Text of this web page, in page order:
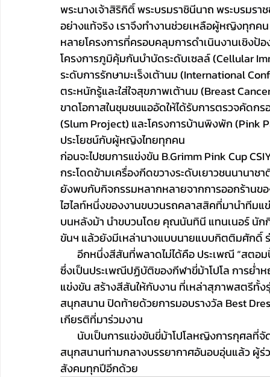
พระนางเจ้าสิริกิติ์ พระบรมราชินีนาถ พระบรม
อย่างแท้จริง เราจึงทำงานช่วยเหลือผู้หญิงทุกค
หลายโครงการที่ครอบคลุมการดำเนินงานเชิง
โครงการภูมิคุ้มกันบำบัดระดับเซลล์ (Cellular
ระดับการรักษามะเร็งเต้านม (International
ตระหนักรู้และใส่ใจสุขภาพเต้านม (Breast
ขาดโอกาสในชุมชนแออัดให้ได้รับการตรวจคัดก
(Slum Project) และโครงการบ้านพิงพัก (Pink
ประโยชน์กับผู้หญิงไทยทุกคน
ก่อนจะไปชมการแข่งขัน B.Grimm Pink Cup
กระโดดข้ามเครื่องกีดขวางระดับเยาวชนนานาช
ยังพบกับกิจกรรมหลากหลายจากการออกร้านข
ไฮไลท์หนึ่งของงานขบวนรถคลาสสิคที่มานำทีม
บนหลังม้า นำขบวนโดย คุณนันทินี แทนเนอร์ นัก
ขันฯ แล้วยังมีเหล่านางแบบนายแบบกิตติมศักดิ์
อีกหนึ่งสีสันที่พลาดไม่ได้คือ ประเพณี “สตอม
ซึ่งเป็นประเพณีปฏิบัติของกีฬาขี่ม้าโปโล การย่ำ
แข่งขัน สร้างสีสันให้กับงาน ที่เหล่าสุภาพสตรีทั้
สนุกสนาน ปิดท้ายด้วยการมอบรางวัล Best
เกียรติที่มาร่วมงาน
นับเป็นการแข่งขันขี่ม้าโปโลหญิงการกุศลที่จั
สนุกสนานท่ามกลางบรรยากาศอันอบอุ่นแล้ว ผู้ร่
สังคมทุกปีอีกด้วย